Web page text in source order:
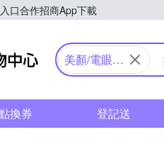
口合作招商App下載
Yahoo購物中心
美顏/電眼按
換券 登記送